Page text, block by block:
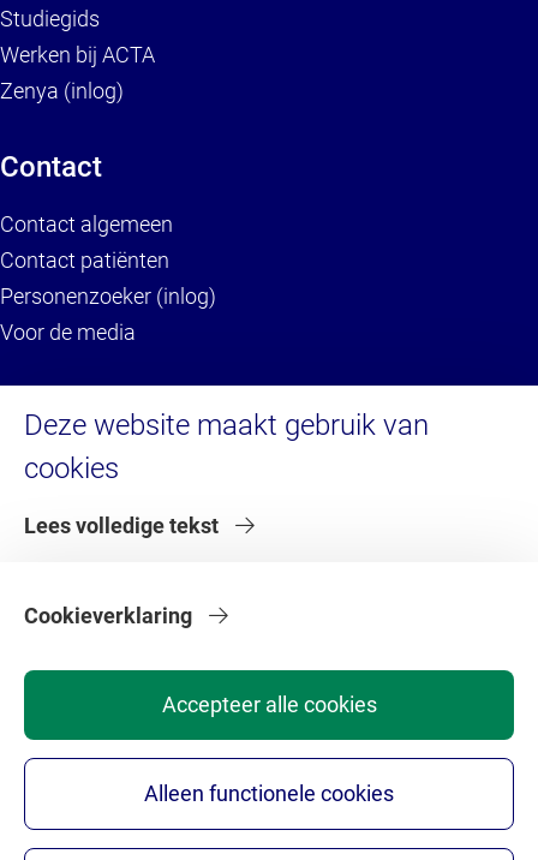
Deze website maakt gebruik van
cookies
Lees volledige tekst
Accepteer alle cookies
Alleen functionele cookies
Cookieverklaring
Studiegids
Werken bij ACTA
Zenya (inlog)
Contact
Contact algemeen
Contact patiënten
Personenzoeker (inlog)
Voor de media
Service
Brandportal/Huisstijl (inlog)
Servicedesk IT
Serviceportaal VU (voor externen)
Privacy statementDisclaimerColofon ACTA.nlCookie Settings